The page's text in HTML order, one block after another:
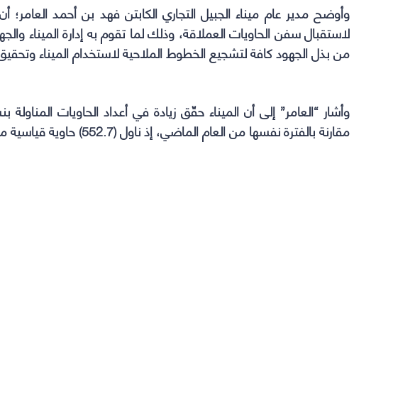
وأوضح مدير عام ميناء الجبيل التجاري الكابتن فهد بن أحمد العامر؛
لاستقبال سفن الحاويات العملاقة، وذلك لما تقوم به إدارة الميناء
من بذل الجهود كافة لتشجيع الخطوط الملاحية لاستخدام الميناء
مقارنة بالفترة نفسها من العام الماضي، إذ ناول (552.7) حاوية قياسية مقابل (374.4) حاوية.